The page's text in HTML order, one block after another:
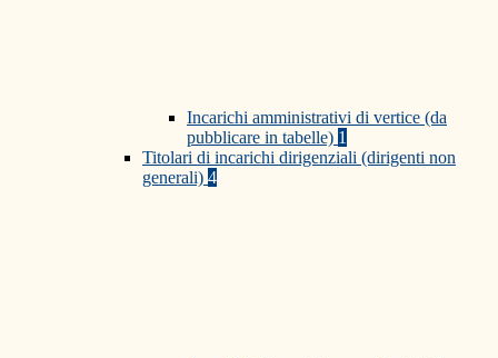
Incarichi amministrativi di vertice (da
pubblicare in tabelle) 1
Titolari di incarichi dirigenziali (dirigenti non
generali) 4